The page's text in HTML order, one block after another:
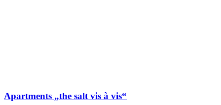
Apartments „the salt vis à vis“